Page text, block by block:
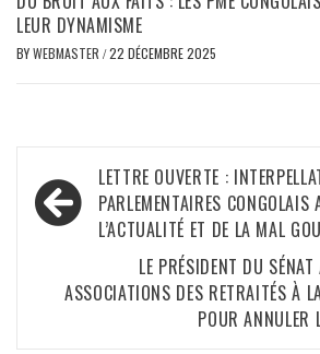
LEUR DYNAMISME
BYWEBMASTER /22 DÉCEMBRE 2025
Navigation
de
l’article
LETTRE OUVERTE :
PARLEMENTAIRES CONGOLAIS
L’ACTUALITÉ ET DE LA MAL
LE PRÉSIDENT DU SÉNAT
ASSOCIATIONS DES RETRAITÉS À
POUR ANNULER